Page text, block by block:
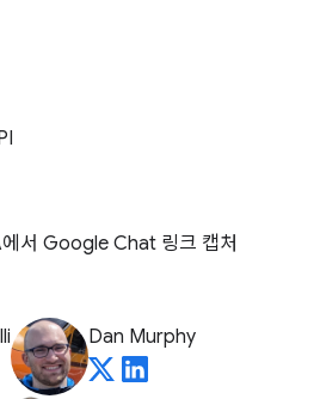
서 Google Chat 링크 캡처
Dan Murphy